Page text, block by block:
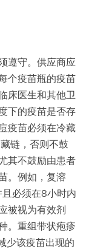
遵守。供应商应
个疫苗瓶的疫苗
床医生和其他卫
下的疫苗是否存
疫苗必须在冷藏
链，否则不鼓
其不鼓励由患者
。例如，复溶
必须在8小时内
被视为有效剂
。重组带状疱疹
少该疫苗出现的